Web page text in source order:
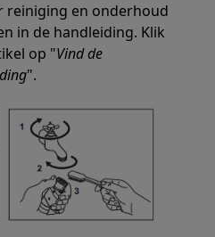
reiniging en onderhoud
in de handleiding. Klik
op "Vind de
".